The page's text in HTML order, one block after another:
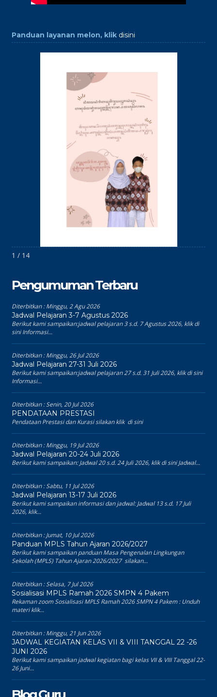
Panduan layanan melon, klik disini
1 / 14
Pengumuman Terbaru
Diterbitkan :Minggu, 2 Agu 2026
Jadwal Pelajaran 3-7 Agustus 2026
Berikut kami sampaikan:jadwal pelajaran 3 s.d. 7 Agustus 2026, klik di
sini Informasi...
Diterbitkan :Minggu, 26 Jul 2026
Jadwal Pelajaran 27-31 Juli 2026
Berikut kami sampaikan:jadwal pelajaran 27 s.d. 31 Juli 2026, klik di sini
Informasi...
Diterbitkan :Senin, 20 Jul 2026
PENDATAAN PRESTASI
Pendataan Prestasi dan Kurasi silakan klik di sini
Diterbitkan :Minggu, 19 Jul 2026
Jadwal Pelajaran 20-24 Juli 2026
Berikut kami sampaikan: Jadwal 20 s.d. 24 Juli 2026, klik di sini Jadwal...
Diterbitkan :Sabtu, 11 Jul 2026
Jadwal Pelajaran 13-17 Juli 2026
Berikut kami sampaikan informasi dan jadwal: Jadwal 13 s.d. 17 Juli
2026, klik...
Diterbitkan :Jumat, 10 Jul 2026
Panduan MPLS Tahun Ajaran 2026/2027
Berikut kami sampaikan panduan Masa Pengenalan Lingkungan
Sekolah (MPLS) Tahun Ajaran 2026/2027 silakan...
Diterbitkan :Selasa, 7 Jul 2026
Sosialisasi MPLS Ramah 2026 SMPN 4 Pakem
Rekaman zoom Sosialisasi MPLS Ramah 2026 SMPN 4 Pakem : Unduh
materi klik...
Diterbitkan :Minggu, 21 Jun 2026
JADWAL KEGIATAN KELAS VII & VIII TANGGAL 22 -26
JUNI 2026
Berikut kami sampaikan jadwal kegiatan bagi kelas VII & VIII Tanggal 22-
26 Juni...